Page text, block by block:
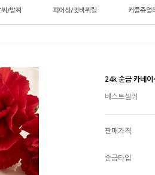
찌/발찌 피어싱/귓바퀴링 커플쥬얼
24k 순금 카네이
베스트셀러
판매가격
순금타입